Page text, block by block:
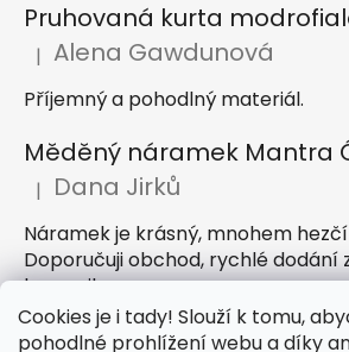
Cookies je i tady! Slouží k tomu,
pohodlné prohlížení webu a díky
Pruhovaná kurta
Hodnocení produktu je 5 z 5
| Alena Gawdunová
Příjemný a pohodlný materiál.
Hodnocení produktu je 5 z 5
| Dana Jirků
Náramek je krásný, mnohem
Doporučuji obchod, rychlé dodání
komunikace